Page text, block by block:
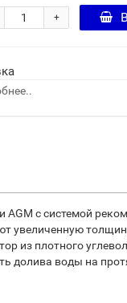
+
с системой
увеличенную
плотного
долива воды на